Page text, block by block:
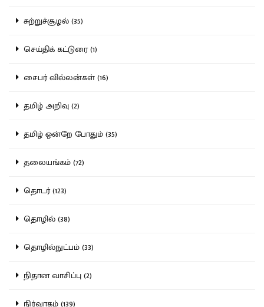
சுற்றுச்சூழல் (35)
செய்திக் கட்டுரை (1)
சைபர் வில்லன்கள் (16)
தமிழ் அறிவு (2)
தமிழ் ஒன்றே போதும் (35)
தலையங்கம் (72)
தொடர் (123)
தொழில் (38)
தொழில்நுட்பம் (33)
நிதான வாசிப்பு (2)
நிர்வாகம் (139)